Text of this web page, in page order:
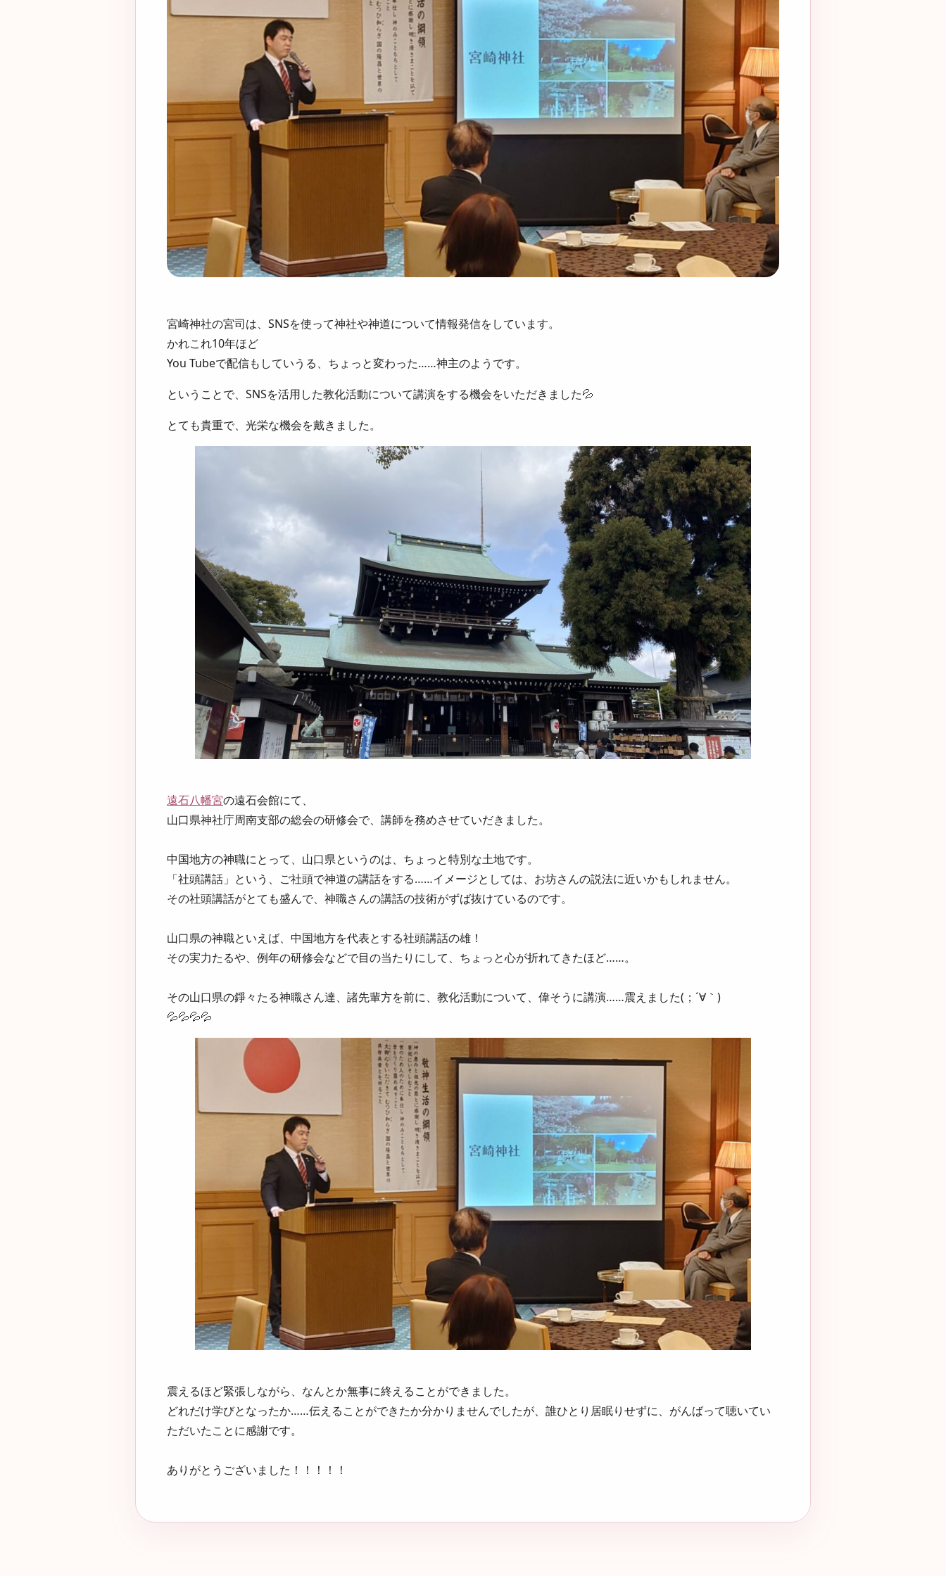
宮崎神社の宮司は、SNSを使って神社や神道について情報発信をしています。
かれこれ10年ほど
You Tubeで配信もしていうる、ちょっと変わった……神主のようです。
ということで、SNSを活用した教化活動について講演をする機会をいただきました💦
とても貴重で、光栄な機会を戴きました。
遠石八幡宮の遠石会館にて、
山口県神社庁周南支部の総会の研修会で、講師を務めさせていだきました。
中国地方の神職にとって、山口県というのは、ちょっと特別な土地です。
「社頭講話」という、ご社頭で神道の講話をする……イメージとしては、お坊さんの説法に近いかもしれません。
その社頭講話がとても盛んで、神職さんの講話の技術がずば抜けているのです。
山口県の神職といえば、中国地方を代表とする社頭講話の雄！
その実力たるや、例年の研修会などで目の当たりにして、ちょっと心が折れてきたほど……。
その山口県の錚々たる神職さん達、諸先輩方を前に、教化活動について、偉そうに講演……震えました(；´∀｀)
💦💦💦💦
震えるほど緊張しながら、なんとか無事に終えることができました。
どれだけ学びとなったか……伝えることができたか分かりませんでしたが、誰ひとり居眠りせずに、がんばって聴いてい
ただいたことに感謝です。
ありがとうございました！！！！！